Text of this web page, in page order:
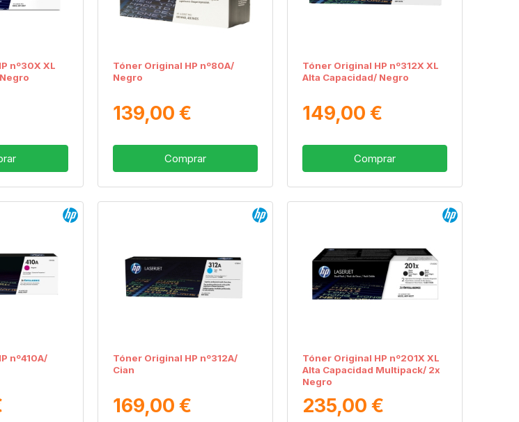
nº30X XL
Tóner Original HP nº80A/
Negro
139,00 €
Comprar
Tóner Original HP nº312X XL
Alta Capacidad/ Negro
149,00 €
Comprar
nº410A/
Tóner Original HP nº312A/
Cian
169,00 €
Tóner Original HP nº201X XL
Alta Capacidad Multipack/ 2x
Negro
235,00 €